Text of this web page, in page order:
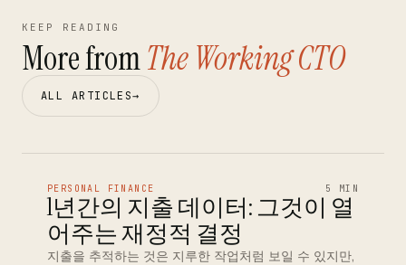
KEEP READING
More fromThe Working CTO
ALL ARTICLES→
PERSONAL FINANCE 5 MIN
1년간의 지출 데이터: 그것이 열
어주는 재정적 결정
지출을 추적하는 것은 지루한 작업처럼 보일 수 있지만,